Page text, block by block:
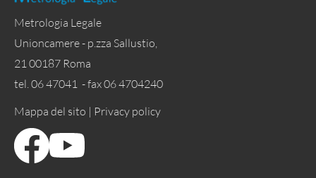
Metrologia Legale
Unioncamere - p.zza Sallustio,
21 00187 Roma
tel. 06 47041 - fax 06 4704240
Mappa del sito | Privacy policy